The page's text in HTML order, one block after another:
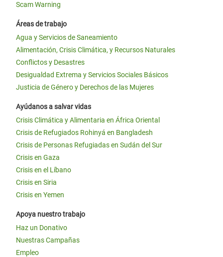
Scam Warning
Áreas de trabajo
Agua y Servicios de Saneamiento
Alimentación, Crisis Climática, y Recursos Naturales
Conflictos y Desastres
Desigualdad Extrema y Servicios Sociales Básicos
Justicia de Género y Derechos de las Mujeres
Ayúdanos a salvar vidas
Crisis Climática y Alimentaria en África Oriental
Crisis de Refugiados Rohinyá en Bangladesh
Crisis de Personas Refugiadas en Sudán del Sur
Crisis en Gaza
Crisis en el Líbano
Crisis en Siria
Crisis en Yemen
Apoya nuestro trabajo
Haz un Donativo
Nuestras Campañas
Empleo